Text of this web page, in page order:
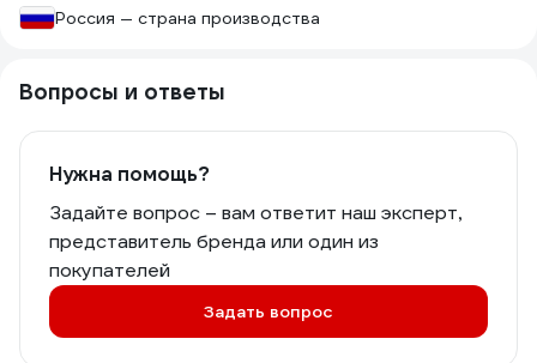
Россия — страна производства
Вопросы и ответы
Нужна помощь?
Задайте вопрос – вам ответит наш эксперт,
представитель бренда или один из
покупателей
Задать вопрос